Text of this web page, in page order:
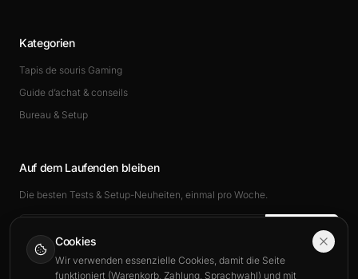
Kategorien
Tapis de souris Gaming
Guide d’achat & conseils
Bureau & Setup
Auf dem Laufenden bleiben
Die besten Tests & Setup-Neuheiten, einmal pro Woche.
Cookies
Wir verwenden essenzielle Cookies, damit die Seite
funktioniert (Warenkorb, Zahlung, Sprachwahl) und mit